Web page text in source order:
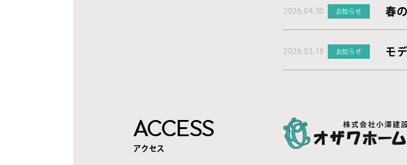
2026.04.30 お知らせ 春
2026.03.18 お知らせ モ
ACCESS
アクセス